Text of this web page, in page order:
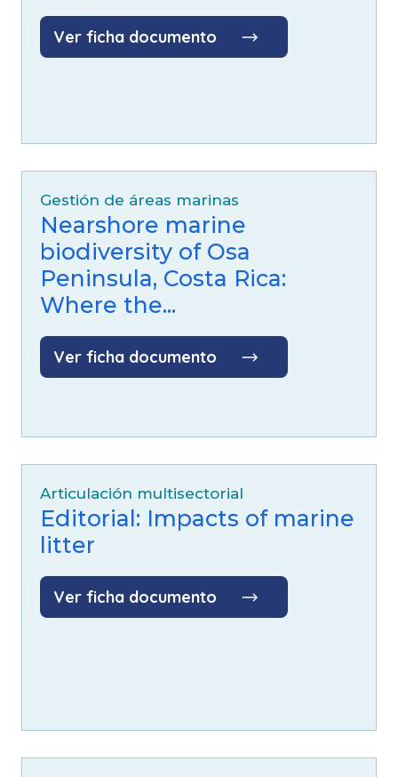
Ver ficha documento
Gestión de áreas marinas
Nearshore marine
biodiversity of Osa
Peninsula, Costa Rica:
Where the...
Ver ficha documento
Articulación multisectorial
Editorial: Impacts of marine
litter
Ver ficha documento